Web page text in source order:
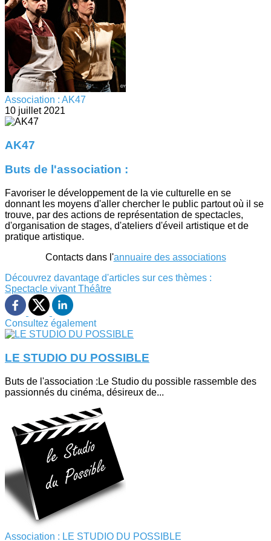
Association : AK47
10 juillet 2021
AK47
Buts de l'association :
Favoriser le développement de la vie culturelle en se
donnant les moyens d'aller chercher le public partout où il se
trouve, par des actions de représentation de spectacles,
d'organisation de stages, d'ateliers d'éveil artistique et de
pratique artistique.
Contacts dans l'annuaire des associations
Découvrez davantage d'articles sur ces thèmes :
Spectacle vivantThéâtre
Consultez également
LE STUDIO DU POSSIBLE
Buts de l'association :Le Studio du possible rassemble des
passionnés du cinéma, désireux de...
Association : LE STUDIO DU POSSIBLE